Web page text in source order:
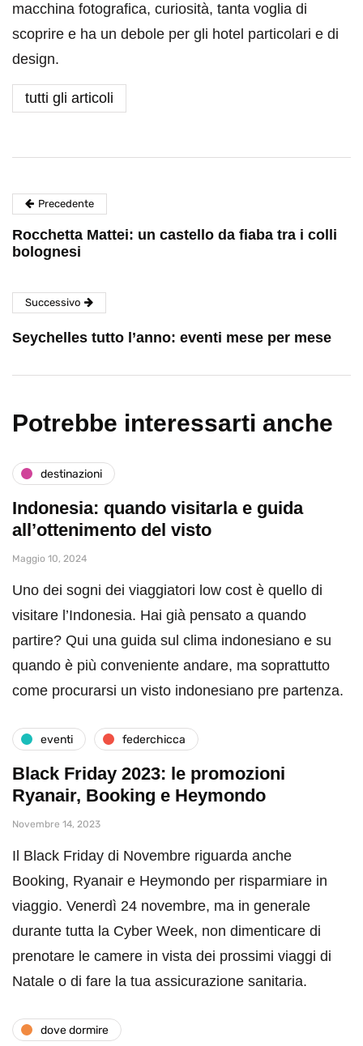
macchina fotografica, curiosità, tanta voglia di
scoprire e ha un debole per gli hotel particolari e di
design.
tutti gli articoli
Precedente
Rocchetta Mattei: un castello da fiaba tra i colli
bolognesi
Successivo
Seychelles tutto l’anno: eventi mese per mese
Potrebbe interessarti anche
destinazioni
Indonesia: quando visitarla e guida
all’ottenimento del visto
Maggio 10, 2024
Uno dei sogni dei viaggiatori low cost è quello di
visitare l’Indonesia. Hai già pensato a quando
partire? Qui una guida sul clima indonesiano e su
quando è più conveniente andare, ma soprattutto
come procurarsi un visto indonesiano pre partenza.
eventi federchicca
Black Friday 2023: le promozioni
Ryanair, Booking e Heymondo
Novembre 14, 2023
Il Black Friday di Novembre riguarda anche
Booking, Ryanair e Heymondo per risparmiare in
viaggio. Venerdì 24 novembre, ma in generale
durante tutta la Cyber Week, non dimenticare di
prenotare le camere in vista dei prossimi viaggi di
Natale o di fare la tua assicurazione sanitaria.
dove dormire